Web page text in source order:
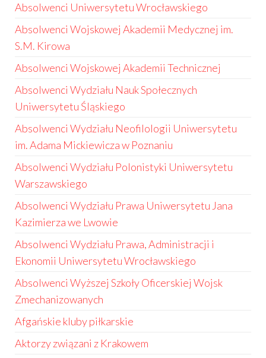
Absolwenci Uniwersytetu Wrocławskiego
Absolwenci Wojskowej Akademii Medycznej im.
S.M. Kirowa
Absolwenci Wojskowej Akademii Technicznej
Absolwenci Wydziału Nauk Społecznych
Uniwersytetu Śląskiego
Absolwenci Wydziału Neofilologii Uniwersytetu
im. Adama Mickiewicza w Poznaniu
Absolwenci Wydziału Polonistyki Uniwersytetu
Warszawskiego
Absolwenci Wydziału Prawa Uniwersytetu Jana
Kazimierza we Lwowie
Absolwenci Wydziału Prawa, Administracji i
Ekonomii Uniwersytetu Wrocławskiego
Absolwenci Wyższej Szkoły Oficerskiej Wojsk
Zmechanizowanych
Afgańskie kluby piłkarskie
Aktorzy związani z Krakowem